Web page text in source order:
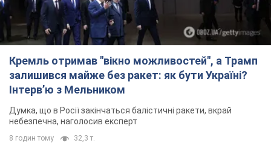
Кремль отримав "вікно можливостей", а Трамп
залишився майже без ракет: як бути Україні?
Інтерв’ю з Мельником
Думка, що в Росії закінчаться балістичні ракети, вкрай
небезпечна, наголосив експерт
8 годин тому 32,3 т.